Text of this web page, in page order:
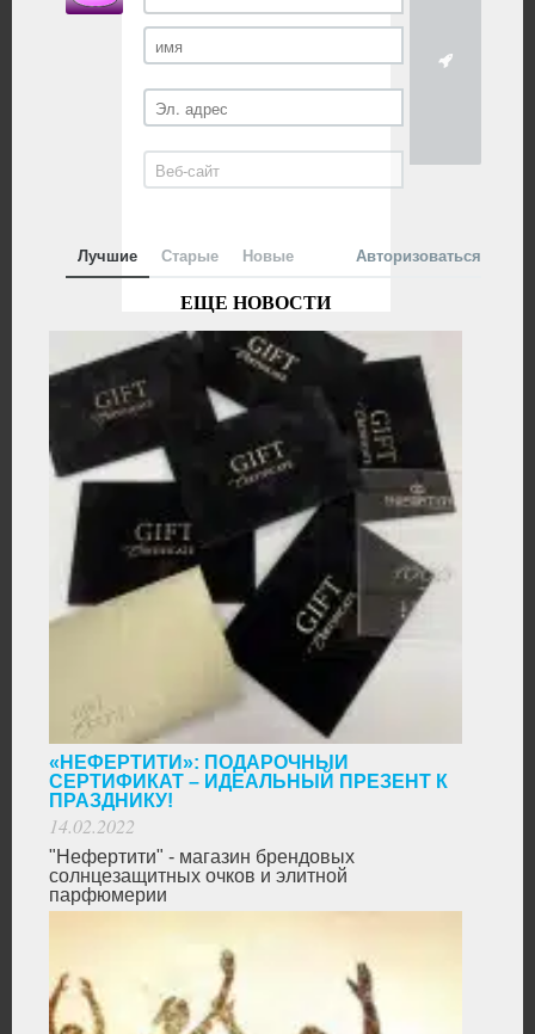
Лучшие Старые Новые Авторизоваться
ЕЩЕ НОВОСТИ
«НЕФЕРТИТИ»: ПОДАРОЧНЫЙ
СЕРТИФИКАТ – ИДЕАЛЬНЫЙ ПРЕЗЕНТ К
ПРАЗДНИКУ!
14.02.2022
"Нефертити" - магазин брендовых
солнцезащитных очков и элитной
парфюмерии